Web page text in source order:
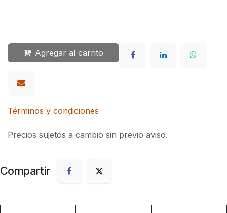
Agregar al carrito
Términos y condiciones
Precios sujetos a cambio sin previo aviso.
Compartir